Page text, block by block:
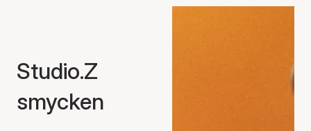
Studio.Z
smycken